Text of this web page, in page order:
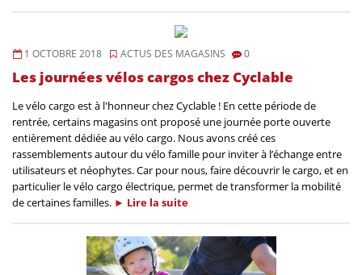
1 OCTOBRE 2018 ACTUS DES MAGASINS 0
Les journées vélos cargos chez Cyclable
Le vélo cargo est à l'honneur chez Cyclable ! En cette période de
rentrée, certains magasins ont proposé une journée porte ouverte
entièrement dédiée au vélo cargo. Nous avons créé ces
rassemblements autour du vélo famille pour inviter à l’échange entre
utilisateurs et néophytes. Car pour nous, faire découvrir le cargo, et en
particulier le vélo cargo électrique, permet de transformer la mobilité
de certaines familles. ► Lire la suite